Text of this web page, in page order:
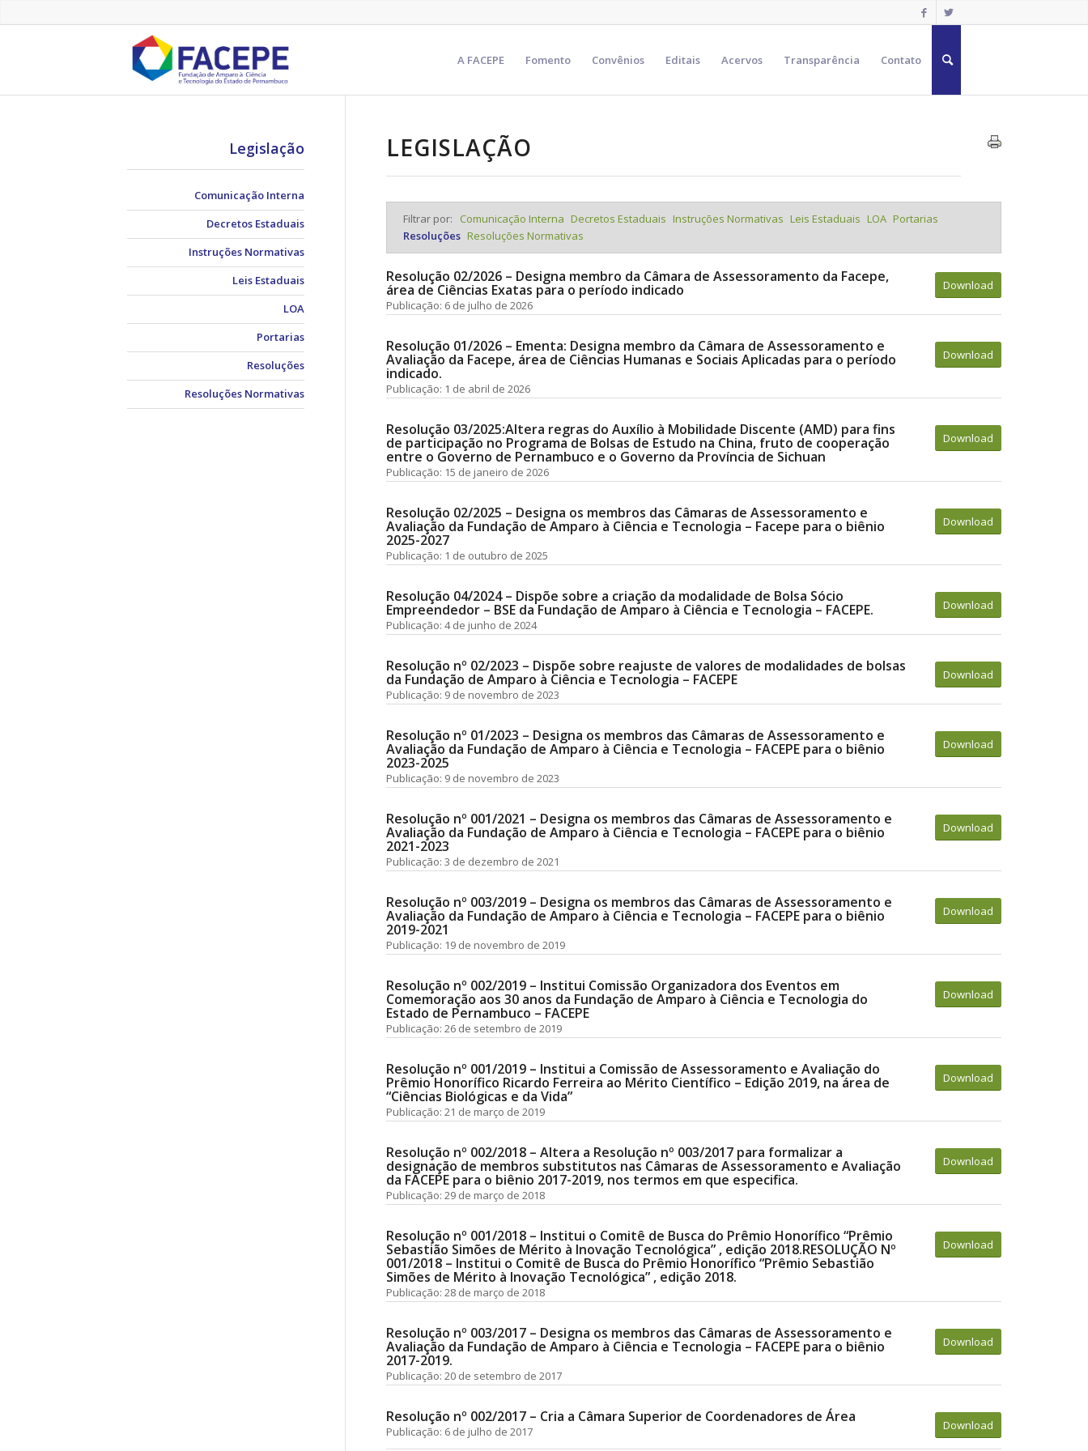
A FACEPE Fomento Convênios Editais Acervos Transparência Contato
LEGISLAÇÃO
Filtrar por: Comunicação Interna Decretos Estaduais Instruções Normativas Leis Estaduais LOA Portarias
Resoluções Resoluções Normativas
Resolução 02/2026 – Designa membro da Câmara de Assessoramento da Facepe,
área de Ciências Exatas para o período indicado
Publicação: 6 de julho de 2026
Download
Resolução 01/2026 – Ementa: Designa membro da Câmara de Assessoramento e
Avaliação da Facepe, área de Ciências Humanas e Sociais Aplicadas para o período
indicado.
Publicação: 1 de abril de 2026
Download
Resolução 03/2025:Altera regras do Auxílio à Mobilidade Discente (AMD) para fins
de participação no Programa de Bolsas de Estudo na China, fruto de cooperação
entre o Governo de Pernambuco e o Governo da Província de Sichuan
Publicação: 15 de janeiro de 2026
Download
Resolução 02/2025 – Designa os membros das Câmaras de Assessoramento e
Avaliação da Fundação de Amparo à Ciência e Tecnologia – Facepe para o biênio
2025-2027
Publicação: 1 de outubro de 2025
Download
Resolução 04/2024 – Dispõe sobre a criação da modalidade de Bolsa Sócio
Empreendedor – BSE da Fundação de Amparo à Ciência e Tecnologia – FACEPE.
Publicação: 4 de junho de 2024
Download
Resolução nº 02/2023 – Dispõe sobre reajuste de valores de modalidades de bolsas
da Fundação de Amparo à Ciência e Tecnologia – FACEPE
Publicação: 9 de novembro de 2023
Download
Resolução nº 01/2023 – Designa os membros das Câmaras de Assessoramento e
Avaliação da Fundação de Amparo à Ciência e Tecnologia – FACEPE para o biênio
2023-2025
Publicação: 9 de novembro de 2023
Download
Resolução nº 001/2021 – Designa os membros das Câmaras de Assessoramento e
Avaliação da Fundação de Amparo à Ciência e Tecnologia – FACEPE para o biênio
2021-2023
Publicação: 3 de dezembro de 2021
Download
Resolução nº 003/2019 – Designa os membros das Câmaras de Assessoramento e
Avaliação da Fundação de Amparo à Ciência e Tecnologia – FACEPE para o biênio
2019-2021
Publicação: 19 de novembro de 2019
Download
Resolução nº 002/2019 – Institui Comissão Organizadora dos Eventos em
Comemoração aos 30 anos da Fundação de Amparo à Ciência e Tecnologia do
Estado de Pernambuco – FACEPE
Publicação: 26 de setembro de 2019
Download
Resolução nº 001/2019 – Institui a Comissão de Assessoramento e Avaliação do
Prêmio Honorífico Ricardo Ferreira ao Mérito Científico – Edição 2019, na área de
“Ciências Biológicas e da Vida”
Publicação: 21 de março de 2019
Download
Resolução nº 002/2018 – Altera a Resolução nº 003/2017 para formalizar a
designação de membros substitutos nas Câmaras de Assessoramento e Avaliação
da FACEPE para o biênio 2017-2019, nos termos em que especifica.
Publicação: 29 de março de 2018
Download
Resolução nº 001/2018 – Institui o Comitê de Busca do Prêmio Honorífico “Prêmio
Sebastião Simões de Mérito à Inovação Tecnológica” , edição 2018.RESOLUÇÃO Nº
001/2018 – Institui o Comitê de Busca do Prêmio Honorífico “Prêmio Sebastião
Simões de Mérito à Inovação Tecnológica” , edição 2018.
Publicação: 28 de março de 2018
Download
Resolução nº 003/2017 – Designa os membros das Câmaras de Assessoramento e
Avaliação da Fundação de Amparo à Ciência e Tecnologia – FACEPE para o biênio
2017-2019.
Publicação: 20 de setembro de 2017
Download
Resolução nº 002/2017 – Cria a Câmara Superior de Coordenadores de Área
Publicação: 6 de julho de 2017 Download
Legislação
Comunicação Interna
Decretos Estaduais
Instruções Normativas
Leis Estaduais
LOA
Portarias
Resoluções
Resoluções Normativas